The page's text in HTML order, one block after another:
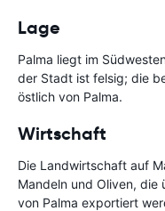
Lage
Palma liegt im
der Stadt ist felsig; die
östlich von Palma.
Wirtschaft
Die Landwirtschaft auf
Mandeln und Oliven, die
von Palma exportiert